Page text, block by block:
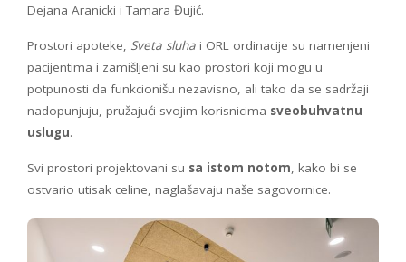
Dejana Aranicki i Tamara Đujić.
Prostori apoteke, Sveta sluha i ORL ordinacije su namenjeni
pacijentima i zamišljeni su kao prostori koji mogu u
potpunosti da funkcionišu nezavisno, ali tako da se sadržaji
nadopunjuju, pružajući svojim korisnicima sveobuhvatnu
uslugu.
Svi prostori projektovani su sa istom notom, kako bi se
ostvario utisak celine, naglašavaju naše sagovornice.